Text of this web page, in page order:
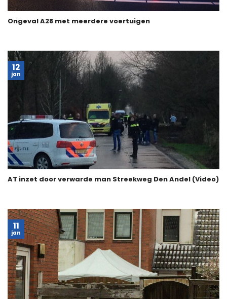
Ongeval A28 met meerdere voertuigen
AT inzet door verwarde man Streekweg Den Andel (Video)
12
jan
11
jan